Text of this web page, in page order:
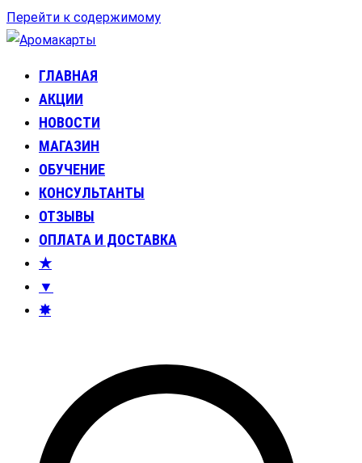
Перейти к содержимому
Аромакарты
Психологические эфирные карты • Аромапсихология
ГЛАВНАЯ
АКЦИИ
НОВОСТИ
МАГАЗИН
ОБУЧЕНИЕ
КОНСУЛЬТАНТЫ
ОТЗЫВЫ
ОПЛАТА И ДОСТАВКА
★
▼
✸